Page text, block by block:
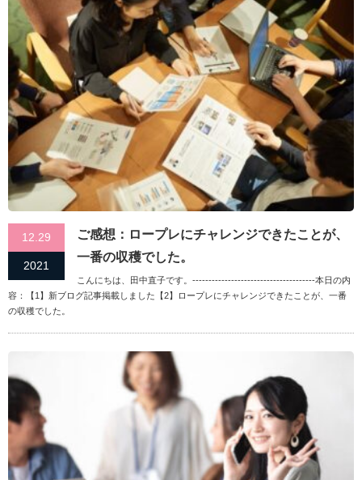
12.29
2021
ご感想：ロープレにチャレンジできたことが、
一番の収穫でした。
こんにちは、田中直子です。--------------------------------------本日の内
容：【1】新ブログ記事掲載しました【2】ロープレにチャレンジできたことが、一番
の収穫でした。